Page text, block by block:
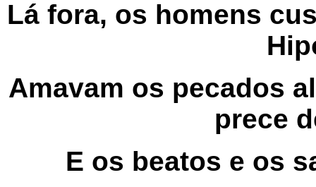
Lá fora, os homens
Amavam os pecados
prece
E os beatos e os